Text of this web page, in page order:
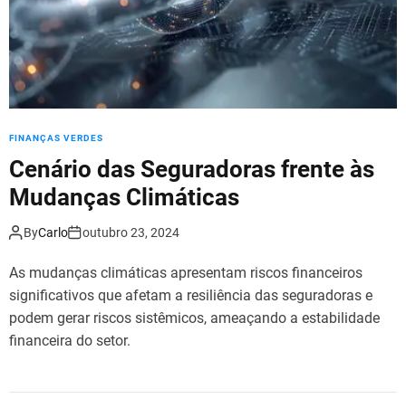
FINANÇAS VERDES
Cenário das Seguradoras frente às
Mudanças Climáticas
ByCarlo outubro 23, 2024
As mudanças climáticas apresentam riscos financeiros
significativos que afetam a resiliência das seguradoras e
podem gerar riscos sistêmicos, ameaçando a estabilidade
financeira do setor.